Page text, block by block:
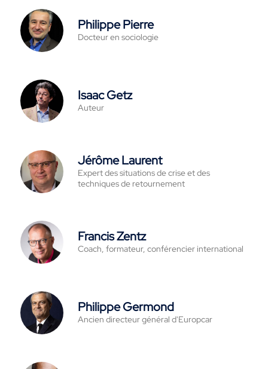
Philippe Pierre
Docteur en sociologie
Isaac Getz
Auteur
Jérôme Laurent
Expert des situations de crise et des
techniques de retournement
Francis Zentz
Coach, formateur, conférencier international
Philippe Germond
Ancien directeur général d'Europcar